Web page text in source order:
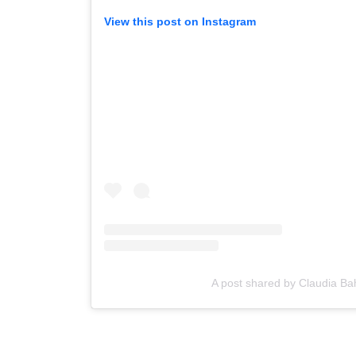
View this post on Instagram
A post shared by Claudia